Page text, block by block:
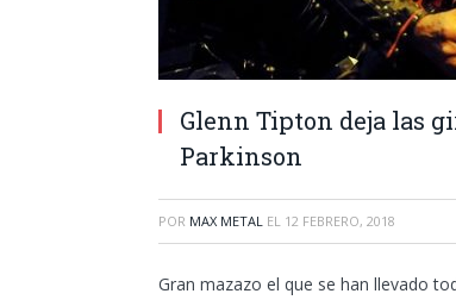
Glenn Tipton deja las
Parkinson
POR MAX METAL EL 12 FEBRERO, 2018
Gran mazazo el que se han llevado